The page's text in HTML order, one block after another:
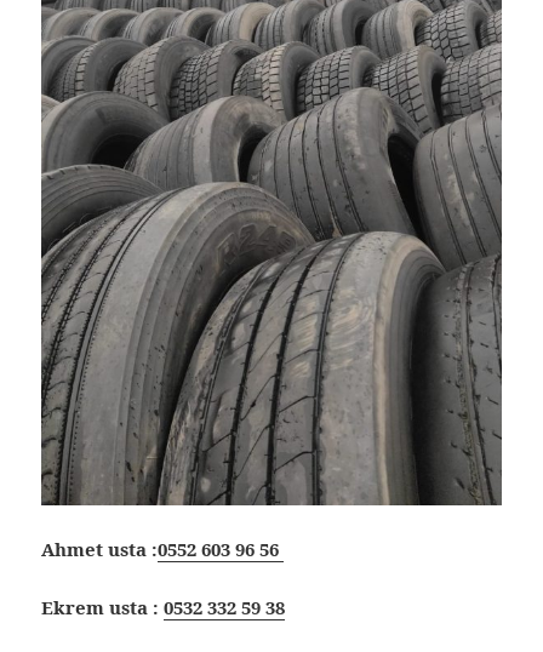
Ahmet usta :0552 603 96 56
Ekrem usta :0532 332 59 38